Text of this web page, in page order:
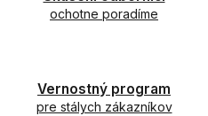
ochotne poradíme
Vernostný program
pre stálych zákazníkov